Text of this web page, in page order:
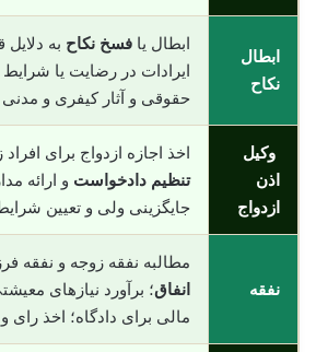
ابطال
نکاح
ابطال یا فسخ نکاح به دلایل
ایرادات در رضایت یا شرایط
حقوقی و آثار کیفری و مدنی
وکیل
اذن
ازدواج
اخذ اجازه ازدواج برای
تنظیم دادخواست و ارائه
جایگزینی ولی و تعیین
نفقه
مطالبه نفقه زوجه و نفقه
انفاق؛ برآورد نیازهای
مالی برای دادگاه؛ اخذ رای